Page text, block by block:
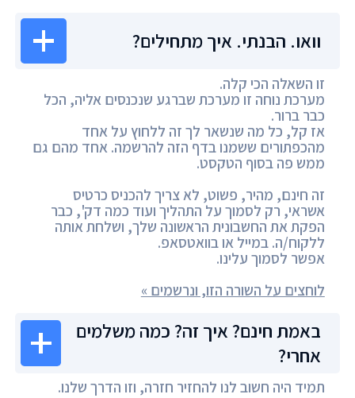
וואו. הבנתי. איך מתחילים?
זו השאלה הכי קלה.
מערכת נוחה זו מערכת שברגע שנכנסים אליה, הכל
כבר ברור.
אז קל, כל מה שנשאר לך זה ללחוץ על אחד
מהכפתורים ששמנו בדף הזה להרשמה. אחד מהם גם
ממש פה בסוף הטקסט.
זה חינם, מהיר, פשוט, לא צריך להכניס כרטיס
אשראי, רק לסמוך על התהליך ועוד כמה דק', כבר
הפקת את החשבונית הראשונה שלך, ושלחת אותה
ללקוח/ה. במייל או בוואטסאפ.
אפשר לסמוך עלינו.
לוחצים על השורה הזו, ונרשמים »
באמת חינם? איך זה? כמה משלמים
אחרי?
תמיד היה חשוב לנו להחזיר חזרה, וזו הדרך שלנו.